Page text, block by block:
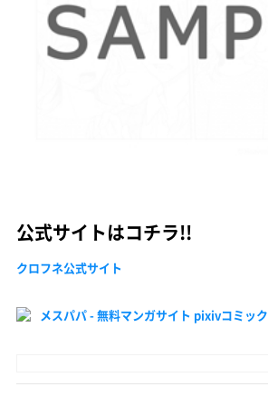
公式サイトはコチラ!!
クロフネ公式サイト
メスパパ - 無料マンガサイト pixivコミック